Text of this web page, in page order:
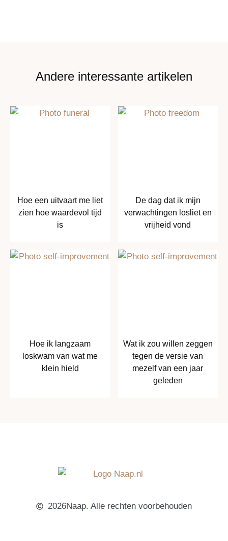
Andere interessante artikelen
Hoe een uitvaart me liet
zien hoe waardevol tijd
is
De dag dat ik mijn
verwachtingen losliet en
vrijheid vond
Hoe ik langzaam
loskwam van wat me
klein hield
Wat ik zou willen zeggen
tegen de versie van
mezelf van een jaar
geleden
2026Naap. Alle rechten voorbehouden